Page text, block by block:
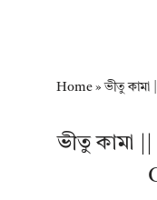
Home»ভীতু
ভীতু কামা